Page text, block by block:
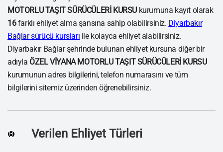
MOTORLU TAŞIT SÜRÜCÜLERİ KURSU kurumuna kayıt olarak
16farklı ehliyet alma şansına sahip olabilirsiniz. Diyarbakır
Bağlar sürücü kursları ile kolayca ehliyet alabilirsiniz.
Diyarbakır Bağlar şehrinde bulunan ehliyet kursuna diğer bir
adıyla ÖZEL VİYANA MOTORLU TAŞIT SÜRÜCÜLERİ KURSU
kurumunun adres bilgilerini, telefon numarasını ve tüm
bilgilerini sitemiz üzerinden öğrenebilirsiniz.
🛄 Verilen Ehliyet Türleri